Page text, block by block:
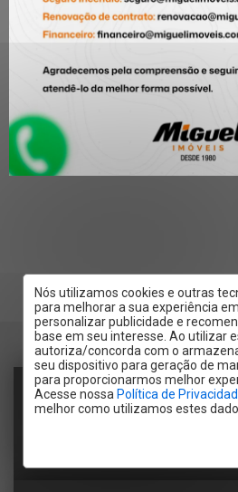
Nós utilizamos cookies e outras
para melhorar a sua experiência
personalizar publicidade e
base em seu interesse. Ao utilizar
autoriza/concorda com o
seu dispositivo para geração de
para proporcionarmos melhor
Acesse nossa Política de
melhor como utilizamos estes
RECEBER